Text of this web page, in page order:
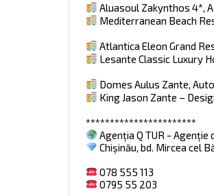
Aluasoul Zakynthos 4*,
Mediterranean Beach
Atlantica Eleon Grand
Lesante Classic Luxury
Domes Aulus Zante,
King Jason Zante –
***********************
Agenția Q TUR - Agenție
Chișinău, bd. Mircea cel
078 555 113
0795 55 203